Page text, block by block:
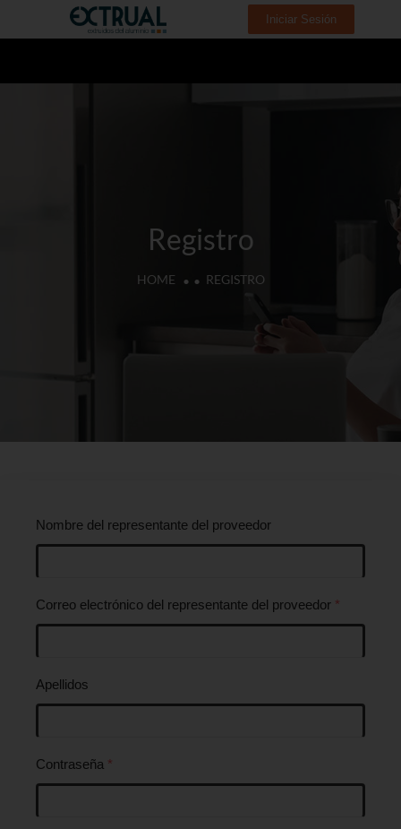
Iniciar Sesión
Registro
HOME REGISTRO
Nombre del representante del proveedor
Correo electrónico del representante del proveedor *
Apellidos
Contraseña *